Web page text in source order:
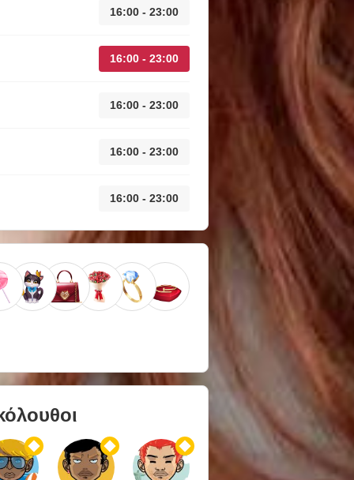
16:00 - 23:00
16:00 - 23:00
16:00 - 23:00
16:00 - 23:00
16:00 - 23:00